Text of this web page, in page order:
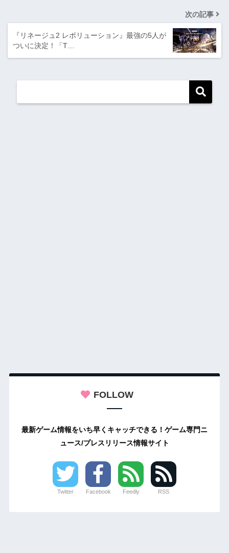
次の記事
『リネージュ2 レボリューション』最強の5人が
ついに決定！「T…
FOLLOW
最新ゲーム情報をいち早くキャッチできる！ゲーム専門ニ
ュース/プレスリリース情報サイト
Twitter Facebook Feedly RSS